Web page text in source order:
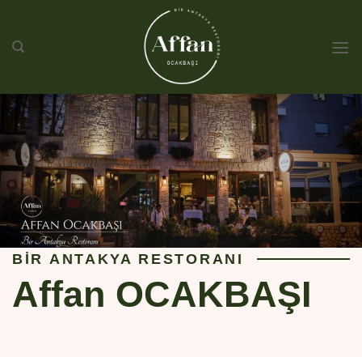
BİR ANTAKYA RESTORANI
Affan OCAKBAŞI